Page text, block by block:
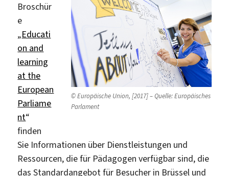
© Europäische Union, [2017] – Quelle: Europäisches
Parlament
Broschür
e
„Educati
on and
learning
at the
European
Parliame
nt“
finden
Sie Informationen über Dienstleistungen und
Ressourcen, die für Pädagogen verfügbar sind, die
das Standardangebot für Besucher in Brüssel und